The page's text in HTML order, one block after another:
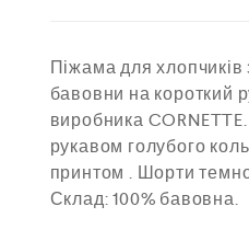
Піжама для хлопчиків
бавовни на короткий
виробника
рукавом голубого
принтом . Шорти
Склад: 100% бавовна.